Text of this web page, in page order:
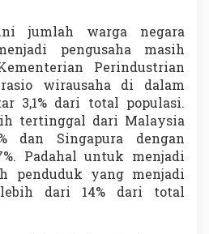
jumlah warga negara
pengusaha masih
Perindustrian
wirausaha di dalam
3,1% dari total populasi.
tertinggal dari Malaysia
dan Singapura dengan
Padahal untuk menjadi
penduduk yang menjadi
lebih dari 14% dari total